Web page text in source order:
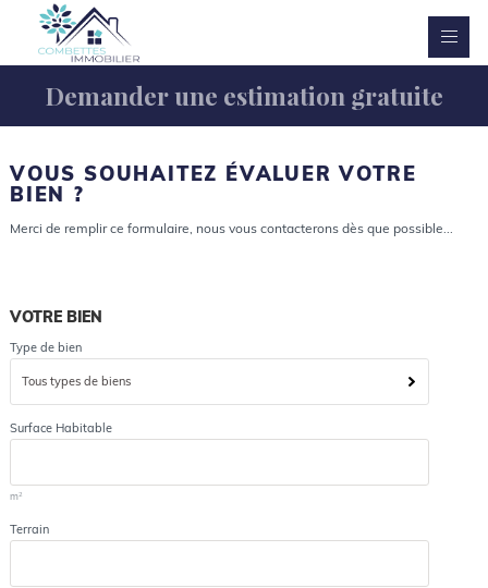
Demander une estimation gratuite
VOUS SOUHAITEZ ÉVALUER VOTRE
BIEN ?
Merci de remplir ce formulaire, nous vous contacterons dès que possible...
VOTRE BIEN
Type de bien
Tous types de biens
Surface Habitable
m2
Terrain